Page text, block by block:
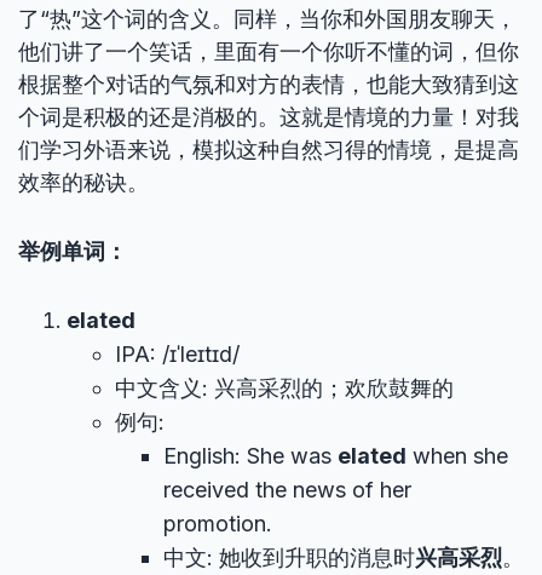
了“热”这个词的含义。同样，当你和外国朋友聊天，
他们讲了一个笑话，里面有一个你听不懂的词，但你
根据整个对话的气氛和对方的表情，也能大致猜到这
个词是积极的还是消极的。这就是情境的力量！对我
们学习外语来说，模拟这种自然习得的情境，是提高
效率的秘诀。
举例单词：
elated
IPA: /ɪˈleɪtɪd/
中文含义: 兴高采烈的；欢欣鼓舞的
例句:
English: She was elated when she
received the news of her
promotion.
中文: 她收到升职的消息时兴高采烈。